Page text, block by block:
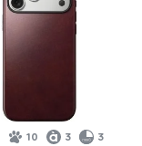
10 3 3